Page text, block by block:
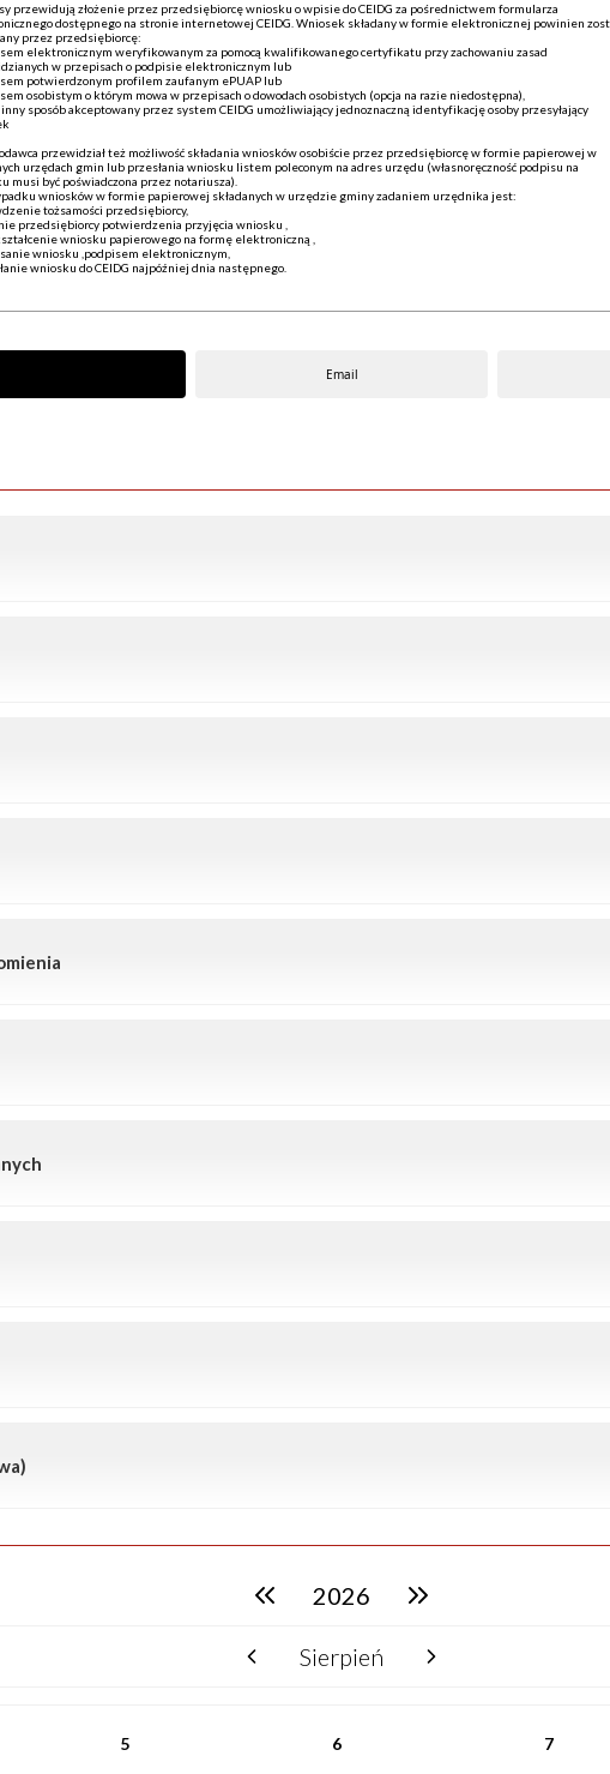
przewidują złożenie przez przedsiębiorcę wniosku o wpisie do CEIDG za pośrednictwem formularza
dostępnego na stronie internetowej CEIDG. Wniosek składany w formie elektronicznej powinien
przez przedsiębiorcę:
elektronicznym weryfikowanym za pomocą kwalifikowanego certyfikatu przy zachowaniu zasad
w przepisach o podpisie elektronicznym lub
potwierdzonym profilem zaufanym ePUAP lub
osobistym o którym mowa w przepisach o dowodach osobistych (opcja na razie niedostępna),
sposób akceptowany przez system CEIDG umożliwiający jednoznaczną identyfikację osoby przesyłający
przewidział też możliwość składania wniosków osobiście przez przedsiębiorcę w formie papierowej w
urzędach gmin lub przesłania wniosku listem poleconym na adres urzędu (własnoręczność podpisu na
musi być poświadczona przez notariusza).
wniosków w formie papierowej składanych w urzędzie gminy zadaniem urzędnika jest:
tożsamości przedsiębiorcy,
przedsiębiorcy potwierdzenia przyjęcia wniosku ,
wniosku papierowego na formę elektroniczną ,
wniosku ,podpisem elektronicznym,
wniosku do CEIDG najpóźniej dnia następnego.
Email
poprzedni rok2026 następny rok
poprzedni miesiącSierpień następny miesiąc
5 6 7